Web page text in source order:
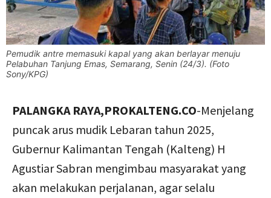
Pemudik antre memasuki kapal yang akan berlayar menuju
Pelabuhan Tanjung Emas, Semarang, Senin (24/3). (Foto
Sony/KPG)
PALANGKA RAYA,PROKALTENG.CO-Menjelang
puncak arus mudik Lebaran tahun 2025,
Gubernur Kalimantan Tengah (Kalteng) H
Agustiar Sabran mengimbau masyarakat yang
akan melakukan perjalanan, agar selalu